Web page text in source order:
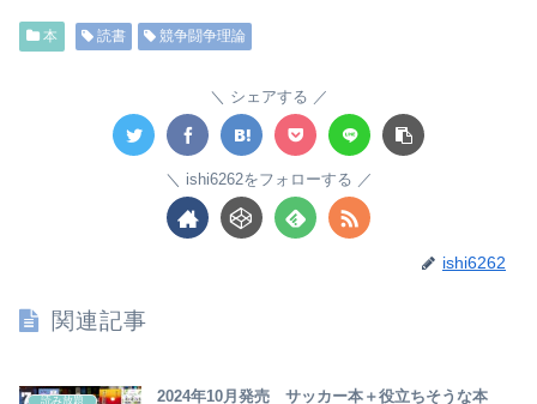
本 読書 競争闘争理論
シェアする
ishi6262をフォローする
ishi6262
関連記事
読み放題
2024年10月発売 サッカー本＋役立ちそうな本